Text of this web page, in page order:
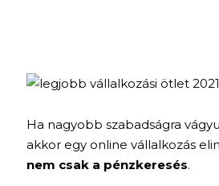
Ha nagyobb szabadságra
akkor egy online vállalkozás
nem csak a pénzkeresés.